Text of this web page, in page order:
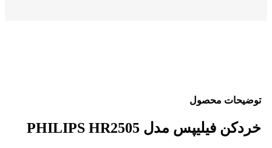
توضیحات محصول
خردکن فیلیپس مدل PHILIPS HR2505